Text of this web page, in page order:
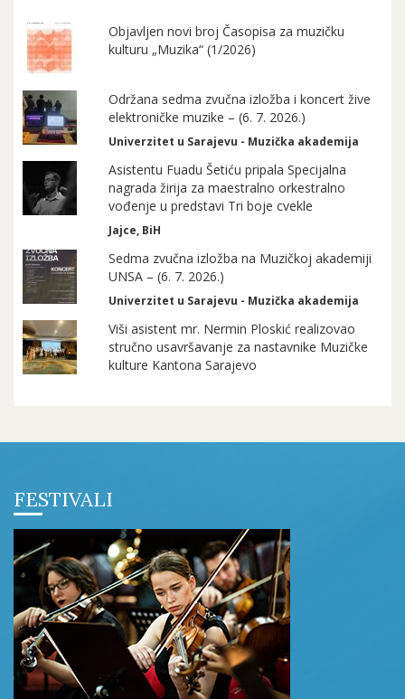
Objavljen novi broj Časopisa za muzičku
kulturu „Muzika“ (1/2026)
Održana sedma zvučna izložba i koncert žive
elektroničke muzike – (6. 7. 2026.)
Univerzitet u Sarajevu - Muzička akademija
Asistentu Fuadu Šetiću pripala Specijalna
nagrada žirija za maestralno orkestralno
vođenje u predstavi Tri boje cvekle
Jajce, BiH
Sedma zvučna izložba na Muzičkoj akademiji
UNSA – (6. 7. 2026.)
Univerzitet u Sarajevu - Muzička akademija
Viši asistent mr. Nermin Ploskić realizovao
stručno usavršavanje za nastavnike Muzičke
kulture Kantona Sarajevo
FESTIVALI